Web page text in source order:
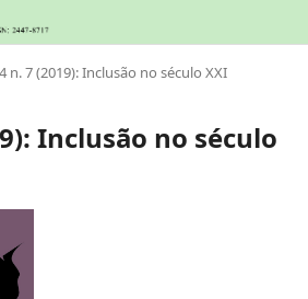
n. 7 (2019): Inclusão no século XXI
Inclusão no século